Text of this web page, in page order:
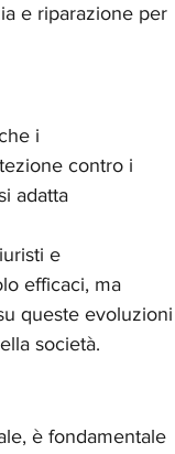
e riparazione per
i
contro i
adatta
e
efficaci, ma
queste evoluzioni
società.
è fondamentale